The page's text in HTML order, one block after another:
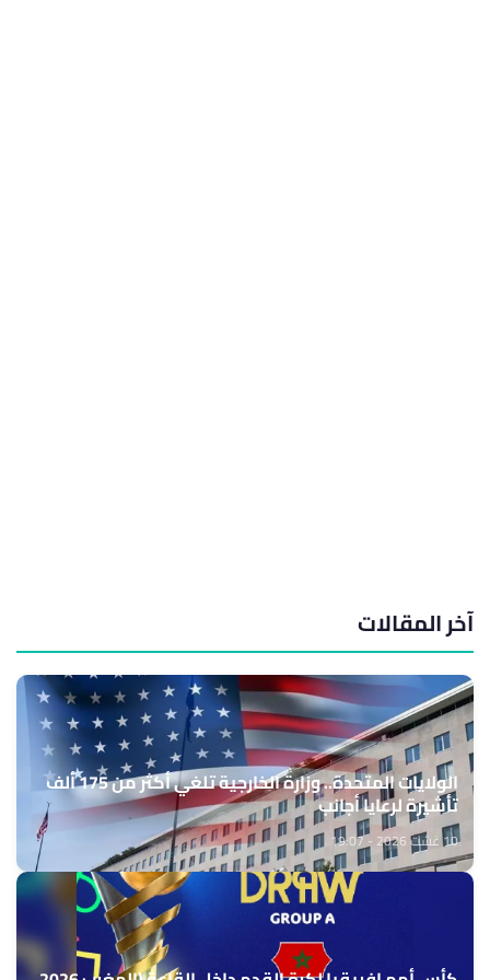
آخر المقالات
الولايات المتحدة.. وزارة الخارجية تلغي أكثر من 175 ألف
تأشيرة لرعايا أجانب
10 غشت 2026 - 19:07